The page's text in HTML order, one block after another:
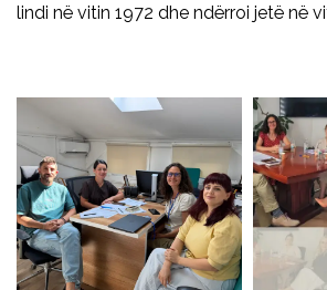
lindi në vitin 1972 dhe ndërroi jetë në